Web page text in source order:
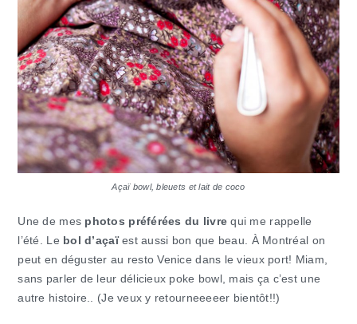
Açaï bowl, bleuets et lait de coco
Une de mes photos préférées du livre qui me rappelle
l’été. Le bol d’açaïest aussi bon que beau. À Montréal on
peut en déguster au resto Venice dans le vieux port! Miam,
sans parler de leur délicieux poke bowl, mais ça c’est une
autre histoire.. (Je veux y retourneeeeer bientôt!!)